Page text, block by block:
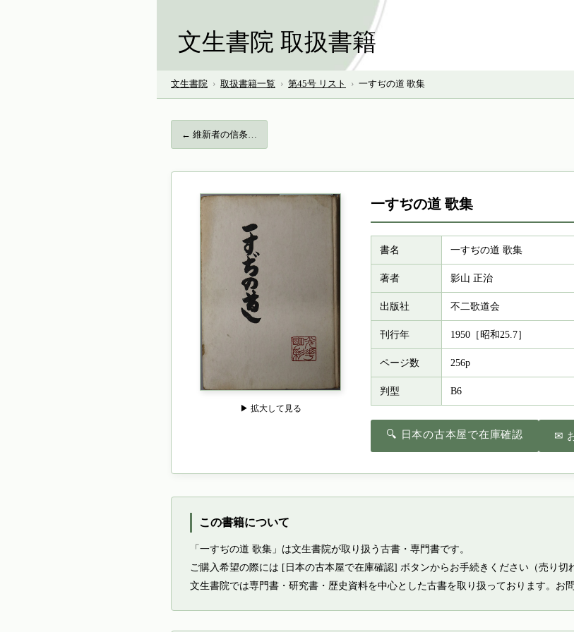
文生書院 取扱書籍
文生書院 › 取扱書籍一覧 › 第45号 リスト › 一すぢの道 歌集
← 維新者の信条…
▶ 拡大して見る
一すぢの道 歌集
書名 一すぢの道 歌集
著者 影山 正治
出版社 不二歌道会
刊行年 1950［昭和25.7］
ページ数 256p
判型 B6
🔍 日本の古本屋で在庫確認 ✉
この書籍について
「一すぢの道 歌集」は文生書院が取り扱う古書・専門書です。
ご購入希望の際には [日本の古本屋で在庫確認] ボタンからお手続きください（売り切
文生書院では専門書・研究書・歴史資料を中心とした古書を取り扱っております。お